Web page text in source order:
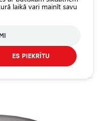
3100
laikā vari mainīt savu
ES PIEKRĪTU